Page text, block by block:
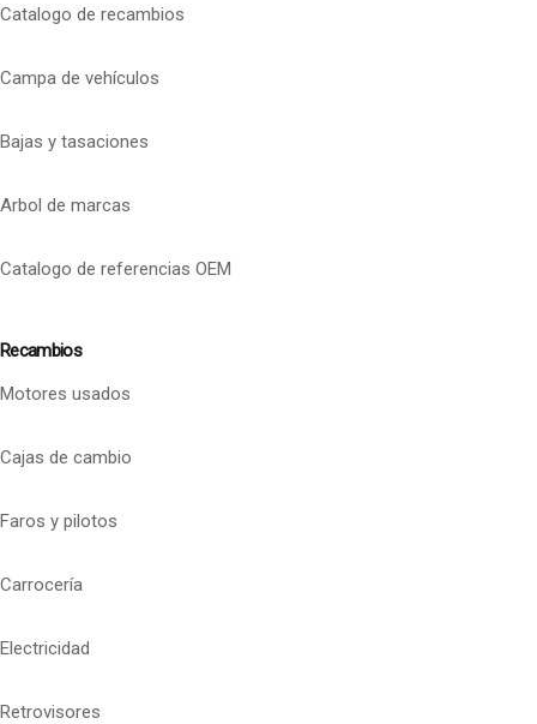
Catalogo de recambios
Campa de vehículos
Bajas y tasaciones
Arbol de marcas
Catalogo de referencias OEM
Recambios
Motores usados
Cajas de cambio
Faros y pilotos
Carrocería
Electricidad
Retrovisores